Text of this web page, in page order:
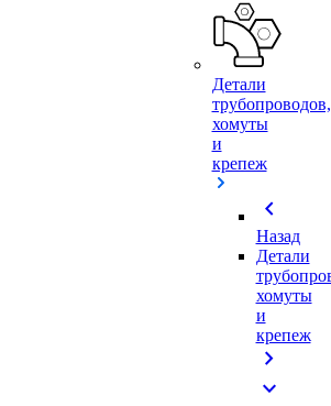
Детали
трубопроводов,
хомуты
и
крепеж
chevron_left
Назад
Детали
хомуты
и
крепеж
chevron_right
expand_more